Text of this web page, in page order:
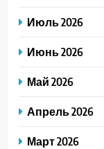
Июль 2026
Июнь 2026
Май 2026
Апрель 2026
Март 2026